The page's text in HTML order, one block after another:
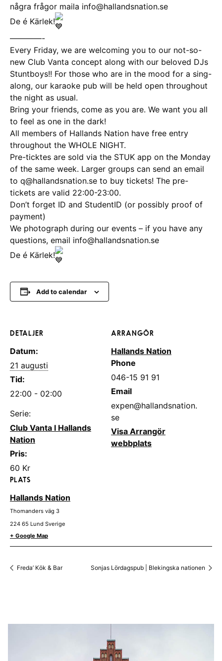
några frågor maila info@hallandsnation.se
De é Kärlek!
————-
Every Friday, we are welcoming you to our not-so-
new Club Vanta concept along with our beloved DJs
Stuntboys!! For those who are in the mood for a sing-
along, our karaoke pub will be held open throughout
the night as usual.
Bring your friends, come as you are. We want you all
to feel as one in the dark!
All members of Hallands Nation have free entry
throughout the WHOLE NIGHT.
Pre-ticktes are sold via the STUK app on the Monday
of the same week. Larger groups can send an email
to q@hallandsnation.se to buy tickets! The pre-
tickets are valid 22:00-23:00.
Don’t forget ID and StudentID (or possibly proof of
payment)
We photograph during our events – if you have any
questions, email info@hallandsnation.se
De é Kärlek!
Add to calendar
DETALJER
Datum:
21 augusti
Tid:
22:00 - 02:00
Serie:
Club Vanta I Hallands
Nation
Pris:
60 Kr
PLATS
Hallands Nation
Thomanders väg 3
224 65 Lund Sverige
+ Google Map
ARRANGÖR
Hallands Nation
Phone
046-15 91 91
Email
expen@hallandsnation.
se
Visa Arrangör
webbplats
Freda’ Kök & Bar Sonjas Lördagspub | Blekingska nationen